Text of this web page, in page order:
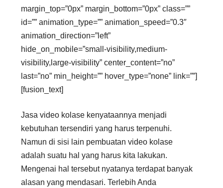
margin_top=”0px” margin_bottom=”0px” class=””
id=”” animation_type=”” animation_speed=”0.3″
animation_direction=”left”
hide_on_mobile=”small-visibility,medium-
visibility,large-visibility” center_content=”no”
last=”no” min_height=”” hover_type=”none” link=””]
[fusion_text]
Jasa video kolase kenyataannya menjadi
kebutuhan tersendiri yang harus terpenuhi.
Namun di sisi lain pembuatan video kolase
adalah suatu hal yang harus kita lakukan.
Mengenai hal tersebut nyatanya terdapat banyak
alasan yang mendasari. Terlebih Anda